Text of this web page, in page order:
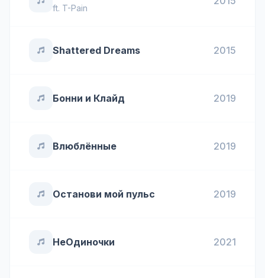
ft. T-Pain
Shattered Dreams 2015
Бонни и Клайд 2019
Влюблённые 2019
Останови мой пульс 2019
НеОдиночки 2021